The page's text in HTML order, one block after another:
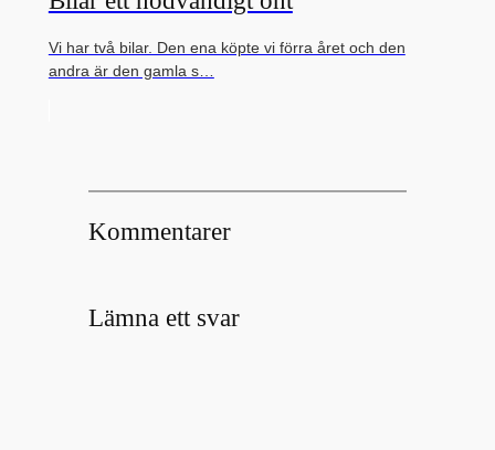
Vi har två bilar. Den ena köpte vi förra året och den
andra är den gamla s…
Kommentarer
Lämna ett svar